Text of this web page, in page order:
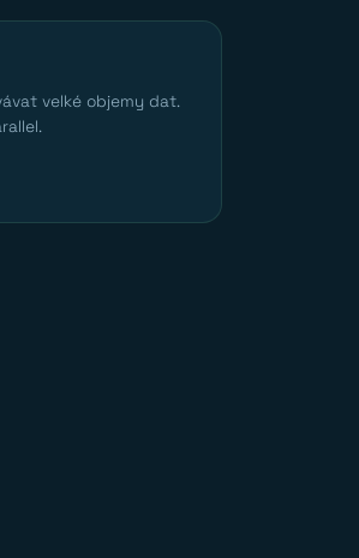
velké objemy dat.